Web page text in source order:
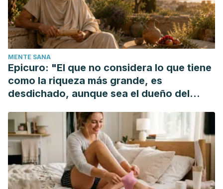
rthritis and primary
Rheumatoid arthritis causes. (n.d.). arthritis.org/about-
arthritis/types/rheumatoid-arthritis/causes.php
MENTE SANA
Epicuro: "El que no considera lo que tiene
como la riqueza más grande, es
desdichado, aunque sea el dueño del